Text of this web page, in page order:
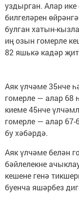
уздырган. Алар
билгеләрен
булган хатын-
иң озын гомерле
82 яшькә кадәр
Аяк үлчәме 35нче
гомерле — алар 68
киеме 45нче
гомерле — алар
бу хәбәрдә.
Аяк үлчәме белән
бәйлелекне
кешене генә
буенча яшәрбез